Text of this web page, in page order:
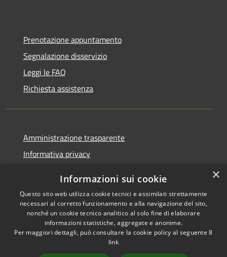
Prenotazione appuntamento
Segnalazione disservizio
Leggi le FAQ
Richiesta assistenza
Amministrazione trasparente
Informativa privacy
Dichiarazione di accessibilità
RSS
Copyright © 2026 • Comune di
×
Informazioni sui cookie
Questo sito web utilizza cookie tecnici e assimilati strettamente
necessari al corretto funzionamento e alla navigazione del sito,
nonché un cookie tecnico analitico al solo fine di elaborare
informazioni statistiche, aggregate e anonime.
Per maggiori dettagli, può consultare la cookie policy al seguente8
link